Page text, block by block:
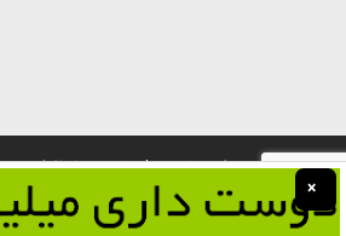
تمامی حقوق برای سایت پول یابی محفوظ است.
×